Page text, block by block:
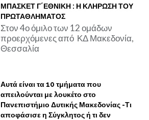
ΜΠΑΣΚΕΤ Γ΄ΕΘΝΙΚΗ : Η ΚΛΗΡΩΣΗ ΤΟΥ
ΠΡΩΤΑΘΛΗΜΑΤΟΣ
Στον 4ο όμιλο των 12 ομάδων
προερχόμενες από ΚΔ Μακεδονία,
Θεσσαλία
Αυτά είναι τα 10 τμήματα που
απειλούνται με λουκέτο στο
Πανεπιστήμιο Δυτικής Μακεδονίας -Τι
αποφάσισε η Σύγκλητος ή τι δεν